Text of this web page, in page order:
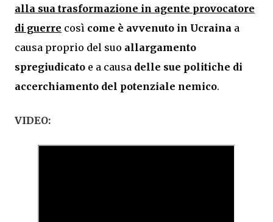
alla sua trasformazione in agente provocatore
di guerre così come è avvenuto in Ucraina a
causa proprio del suo allargamento
spregiudicato e a causa delle sue politiche di
accerchiamento del potenziale nemico.
VIDEO: